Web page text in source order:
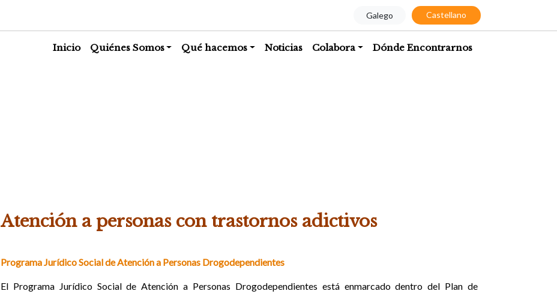
Galego Castellano
Inicio Quiénes Somos Qué hacemos Noticias Colabora Dónde Encontrarnos
Atención a personas con trastornos adictivos
Programa Jurídico Social de Atención a Personas Drogodependientes
El Programa Jurídico Social de Atención a Personas Drogodependientes está enmarcado dentro del Plan de